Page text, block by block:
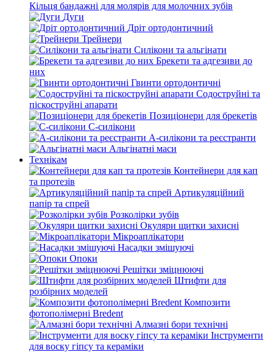
Кільця бандажні для молярів для молочних зубів
Дуги
Дріт ортодонтичний
Трейнери
Силікони та альгінати
Брекети та адгезиви до
них
Гвинти ортодонтичні
Содоструйні та
піскоструйні апарати
Позиціонери для брекетів
С-силікони
А-силікони та реєстранти
Альгінатні маси
Технікам
Контейнери для кап
та протезів
Артикуляційний
папір та спрей
Розколірки зубів
Окуляри щитки захисні
Мікроаплікатори
Насадки змішуючі
Опоки
Решітки зміцнюючі
Штифти для
розбірних моделей
Композити
фотополімерні Bredent
Алмазні бори технічні
Інструменти
для воску гіпсу та кераміки